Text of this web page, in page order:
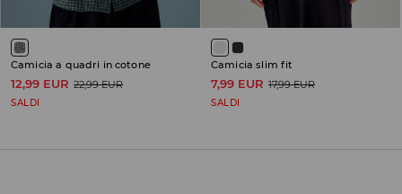
Camicia a quadri in cotone
12,99 EUR 22,99 EUR
SALDI
Camicia slim fit
7,99 EUR 17,99 EUR
SALDI